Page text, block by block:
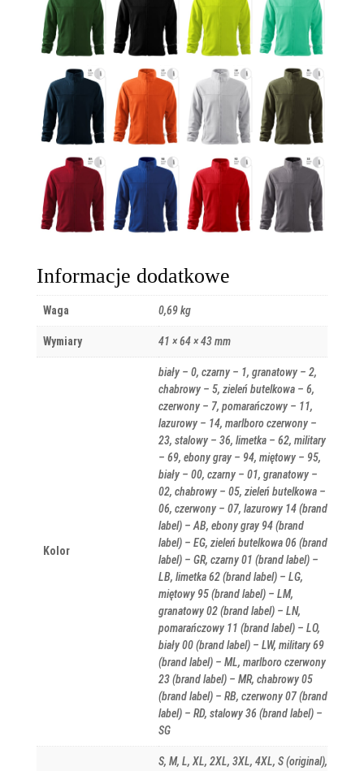
Informacje dodatkowe
Waga 0,69 kg
Wymiary 41 × 64 × 43 mm
Kolor
biały – 0, czarny – 1, granatowy – 2,
chabrowy – 5, zieleń butelkowa – 6,
czerwony – 7, pomarańczowy – 11,
lazurowy – 14, marlboro czerwony –
23, stalowy – 36, limetka – 62, military
– 69, ebony gray – 94, miętowy – 95,
biały – 00, czarny – 01, granatowy –
02, chabrowy – 05, zieleń butelkowa –
06, czerwony – 07, lazurowy 14 (brand
label) – AB, ebony gray 94 (brand
label) – EG, zieleń butelkowa 06 (brand
label) – GR, czarny 01 (brand label) –
LB, limetka 62 (brand label) – LG,
miętowy 95 (brand label) – LM,
granatowy 02 (brand label) – LN,
pomarańczowy 11 (brand label) – LO,
biały 00 (brand label) – LW, military 69
(brand label) – ML, marlboro czerwony
23 (brand label) – MR, chabrowy 05
(brand label) – RB, czerwony 07 (brand
label) – RD, stalowy 36 (brand label) –
SG
S, M, L, XL, 2XL, 3XL, 4XL, S (original),